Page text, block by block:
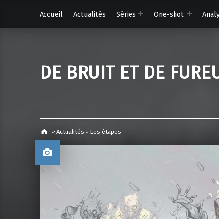
Accueil Actualités Séries One-shot
DE BRUIT ET DE
>Actualités > Les étapes